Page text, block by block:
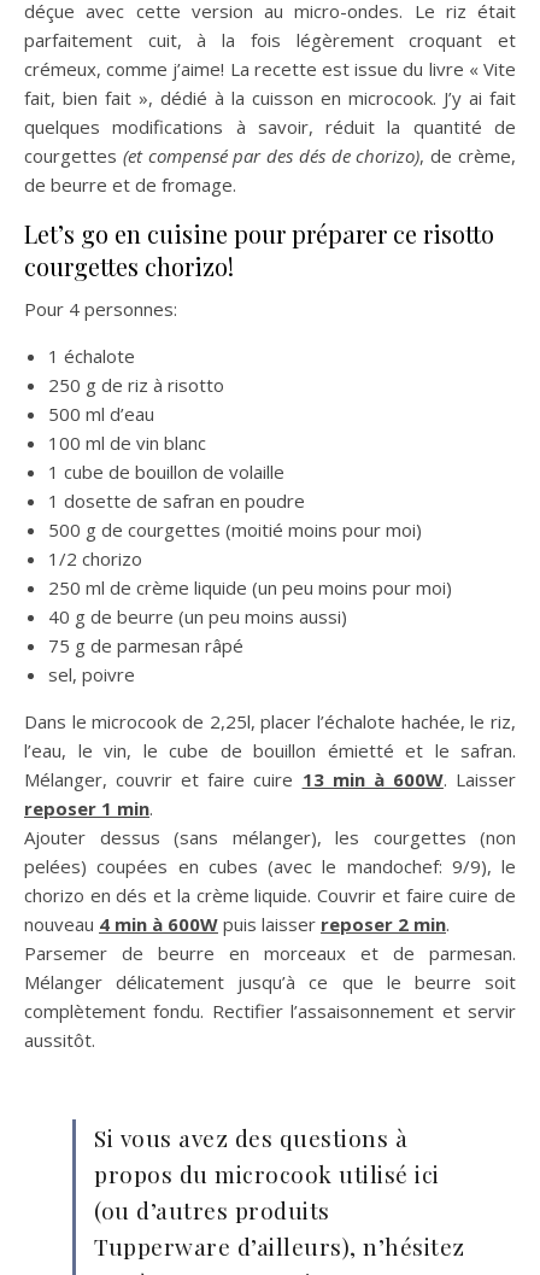
déçue avec cette version au micro-ondes. Le riz était
parfaitement cuit, à la fois légèrement croquant et
crémeux, comme j’aime! La recette est issue du livre « Vite
fait, bien fait », dédié à la cuisson en microcook. J’y ai fait
quelques modifications à savoir, réduit la quantité de
courgettes (et compensé par des dés de chorizo), de crème,
de beurre et de fromage.
Let’s go en cuisine pour préparer ce risotto
courgettes chorizo!
Pour 4 personnes:
1 échalote
250 g de riz à risotto
500 ml d’eau
100 ml de vin blanc
1 cube de bouillon de volaille
1 dosette de safran en poudre
500 g de courgettes (moitié moins pour moi)
1/2 chorizo
250 ml de crème liquide (un peu moins pour moi)
40 g de beurre (un peu moins aussi)
75 g de parmesan râpé
sel, poivre
Dans le microcook de 2,25l, placer l’échalote hachée, le riz,
l’eau, le vin, le cube de bouillon émietté et le safran.
Mélanger, couvrir et faire cuire 13 min à 600W. Laisser
reposer 1 min.
Ajouter dessus (sans mélanger), les courgettes (non
pelées) coupées en cubes (avec le mandochef: 9/9), le
chorizo en dés et la crème liquide. Couvrir et faire cuire de
nouveau 4 min à 600W puis laisser reposer 2 min.
Parsemer de beurre en morceaux et de parmesan.
Mélanger délicatement jusqu’à ce que le beurre soit
complètement fondu. Rectifier l’assaisonnement et servir
aussitôt.
Si vous avez des questions à
propos du microcook utilisé ici
(ou d’autres produits
Tupperware d’ailleurs), n’hésitez